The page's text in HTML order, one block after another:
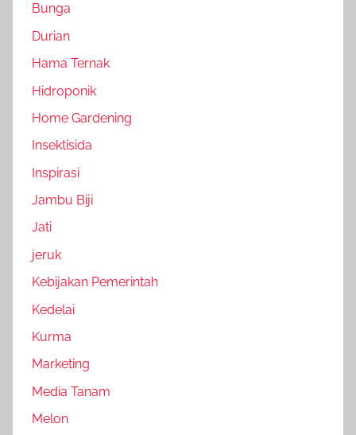
Bunga
Durian
Hama Ternak
Hidroponik
Home Gardening
Insektisida
Inspirasi
Jambu Biji
Jati
jeruk
Kebijakan Pemerintah
Kedelai
Kurma
Marketing
Media Tanam
Melon